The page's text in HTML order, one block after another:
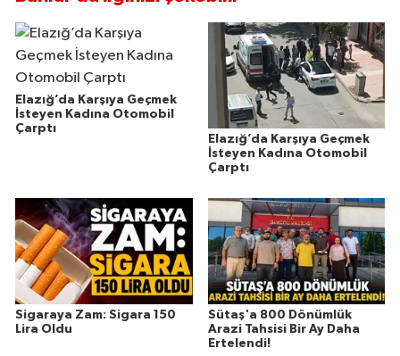
Elazığ’da Karşıya Geçmek
İsteyen Kadına Otomobil
Çarptı
Elazığ’da Karşıya Geçmek
İsteyen Kadına Otomobil
Çarptı
Sigaraya Zam: Sigara 150
Lira Oldu
Sütaş'a 800 Dönümlük
Arazi Tahsisi Bir Ay Daha
Ertelendi!